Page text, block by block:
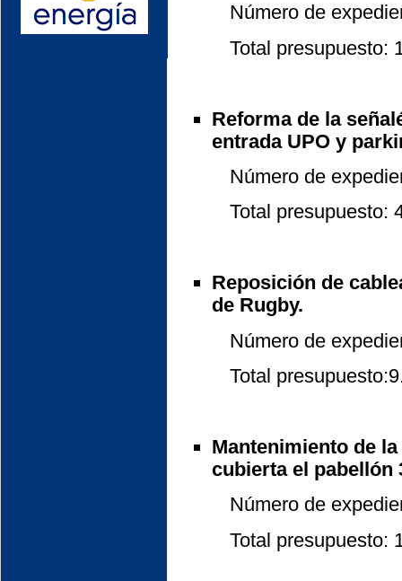
Número de
Total presupuesto:
Reforma de la
entrada UPO y
Número de
Total presupuesto:
Reposición de
de Rugby.
Número de
Total
Mantenimiento de
cubierta el pabellón
Número de
Total presupuesto: